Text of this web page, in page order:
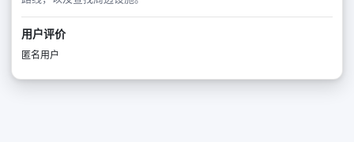
用户评价
匿名用户